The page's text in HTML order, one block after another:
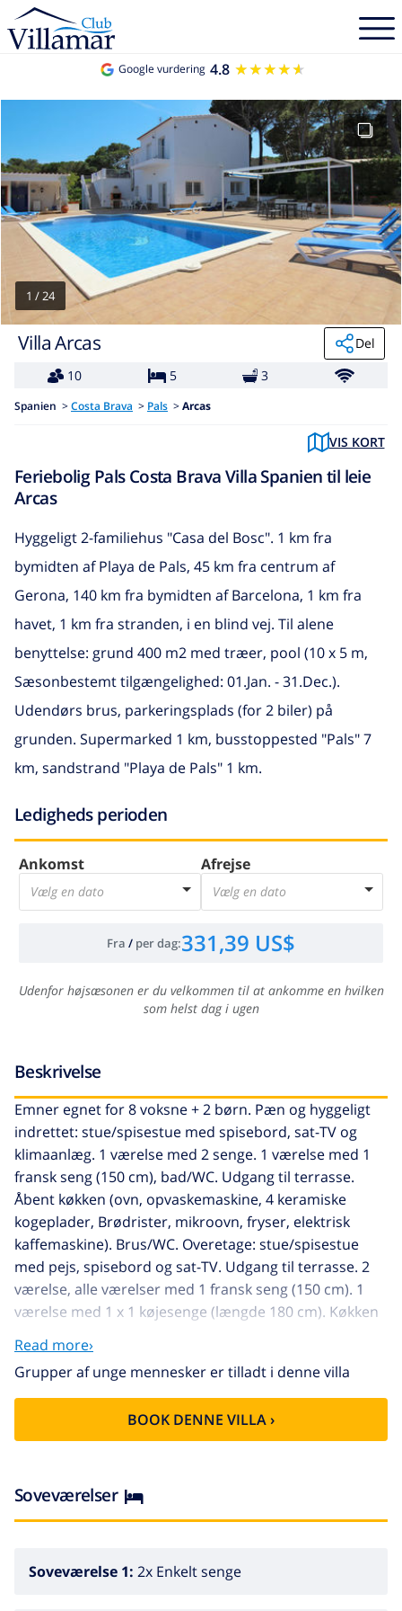
Google vurdering 4.8 ★★★★★
★★★★★
1 /24
Villa Arcas
Del
10
5 3
Spanien > Costa Brava > Pals > Arcas
VIS KORT
Feriebolig Pals Costa Brava Villa Spanien til leie
Arcas
Hyggeligt 2-familiehus "Casa del Bosc". 1 km fra
bymidten af Playa de Pals, 45 km fra centrum af
Gerona, 140 km fra bymidten af Barcelona, 1 km fra
havet, 1 km fra stranden, i en blind vej. Til alene
benyttelse: grund 400 m2 med træer, pool (10 x 5 m,
Sæsonbestemt tilgængelighed: 01.Jan. - 31.Dec.).
Udendørs brus, parkeringsplads (for 2 biler) på
grunden. Supermarked 1 km, busstoppested "Pals" 7
km, sandstrand "Playa de Pals" 1 km.
Ledigheds perioden
Ankomst
Vælg en dato
Afrejse
Vælg en dato
Fra / per dag:331,39 US$
Udenfor højsæsonen er du velkommen til at ankomme en hvilken
som helst dag i ugen
Beskrivelse
Emner egnet for 8 voksne + 2 børn. Pæn og hyggeligt
indrettet: stue/spisestue med spisebord, sat-TV og
klimaanlæg. 1 værelse med 2 senge. 1 værelse med 1
fransk seng (150 cm), bad/WC. Udgang til terrasse.
Åbent køkken (ovn, opvaskemaskine, 4 keramiske
kogeplader, Brødrister, mikroovn, fryser, elektrisk
kaffemaskine). Brus/WC. Overetage: stue/spisestue
med pejs, spisebord og sat-TV. Udgang til terrasse. 2
værelse, alle værelser med 1 fransk seng (150 cm). 1
værelse med 1 x 1 køjesenge (længde 180 cm). Køkken
(ovn, opvaskemaskine, 4 keramiske kogeplader,
Brødrister, kedel, mikroovn, fryser, elektrisk
kaffemaskine). Brus/WC, særskilt toilet. Intet
opvarmningsalternativ. Altan, 2 terrasser delvis
overdækket. Havemøbler, altanmøbler, grill, liggestole
(5). Til benyttelse: vaskemaskine, barneseng. Internet
husdyr/hunde tilladt. Ingen intern dør mellem etager.
HUTG-034588
Hyggeligt 2-familiehus "Casa del Bosc". 1 km fra
Read more›
Grupper af unge mennesker er tilladt i denne villa
BOOK DENNE VILLA ›
Soveværelser
Soveværelse 1: 2x Enkelt senge